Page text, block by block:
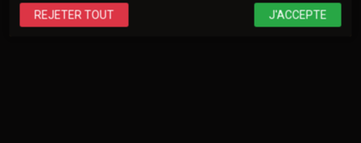
REJETER TOUT J'ACCEPTE